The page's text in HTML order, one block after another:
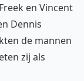
en Vincent
Dennis
de mannen
zij als